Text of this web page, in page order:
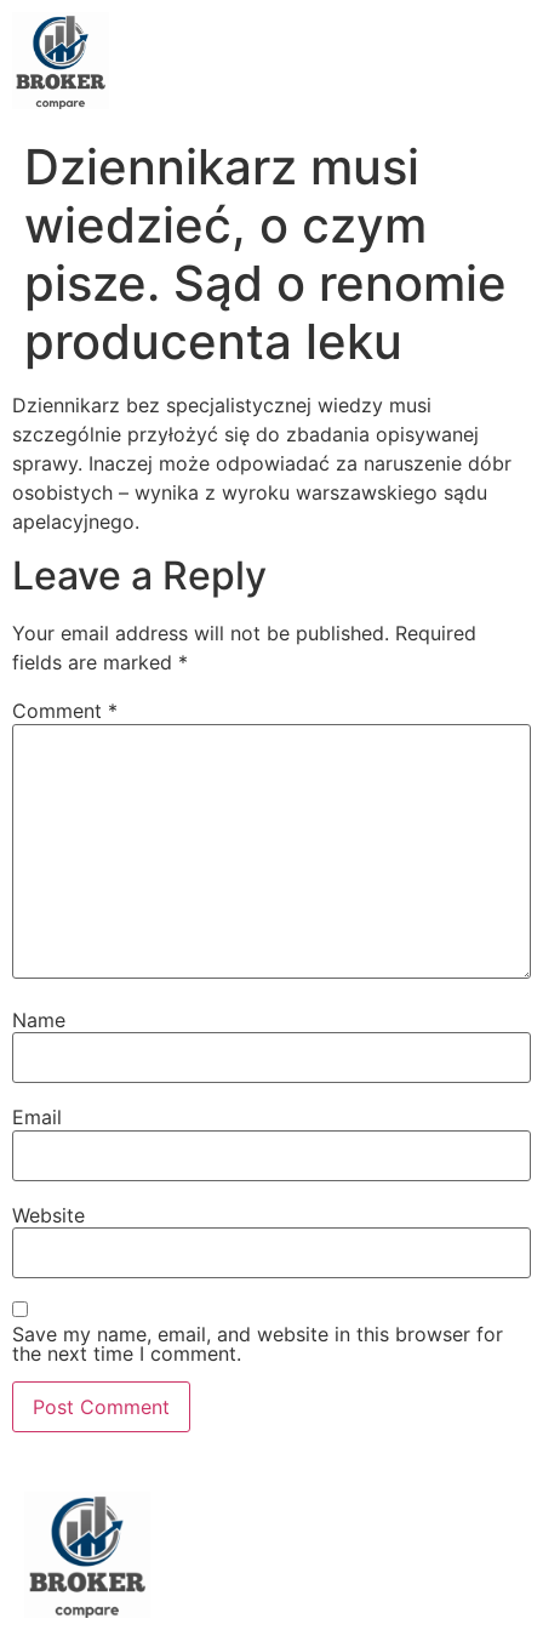
Dziennikarz musi
wiedzieć, o czym
pisze. Sąd o renomie
producenta leku
Dziennikarz bez specjalistycznej wiedzy musi
szczególnie przyłożyć się do zbadania opisywanej
sprawy. Inaczej może odpowiadać za naruszenie dóbr
osobistych – wynika z wyroku warszawskiego sądu
apelacyjnego.
Leave a Reply
Your email address will not be published. Required
fields are marked *
Comment *
Name
Email
Website
Save my name, email, and website in this browser for
the next time I comment.